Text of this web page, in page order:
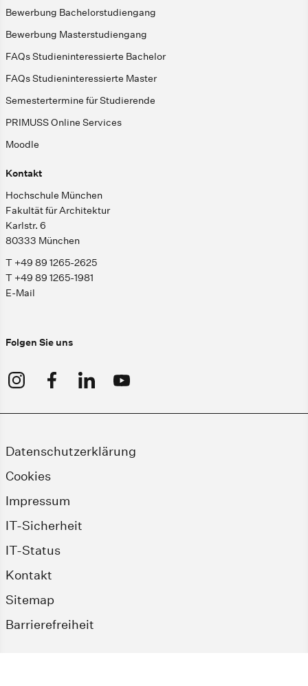
Bewerbung Bachelorstudiengang
Bewerbung Masterstudiengang
FAQs Studieninteressierte Bachelor
FAQs Studieninteressierte Master
Semestertermine für Studierende
PRIMUSS Online Services
Moodle
Kontakt
Hochschule München
Fakultät für Architektur
Karlstr. 6
80333 München
T +49 89 1265-2625
T +49 89 1265-1981
E-Mail
Folgen Sie uns
Datenschutzerklärung
Cookies
Impressum
IT-Sicherheit
IT-Status
Kontakt
Sitemap
Barrierefreiheit